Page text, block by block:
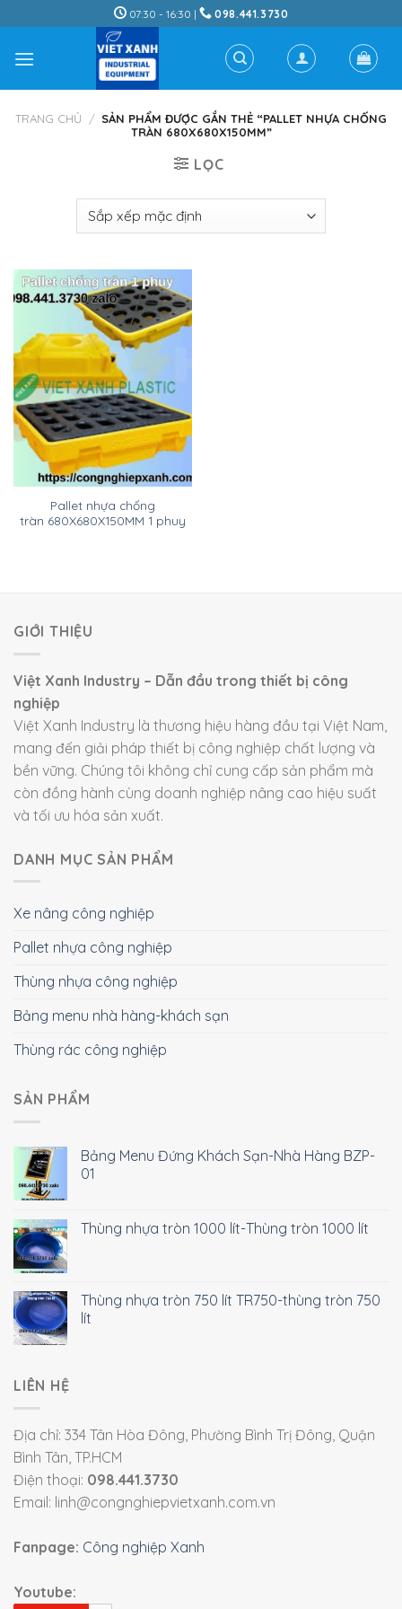
to
content
07:30 - 16:30 | 098.441.3730
TRANG CHỦ / SẢN PHẨM ĐƯỢC GẮN THẺ “PALLET NHỰA CHỐNG
TRÀN 680X680X150MM”
LỌC
Pallet nhựa chống
tràn 680X680X150MM 1 phuy
GIỚI THIỆU
Việt Xanh Industry – Dẫn đầu trong thiết bị công
nghiệp
Việt Xanh Industry là thương hiệu hàng đầu tại Việt Nam,
mang đến giải pháp thiết bị công nghiệp chất lượng và
bền vững. Chúng tôi không chỉ cung cấp sản phẩm mà
còn đồng hành cùng doanh nghiệp nâng cao hiệu suất
và tối ưu hóa sản xuất.
DANH MỤC SẢN PHẨM
Xe nâng công nghiệp
Pallet nhựa công nghiệp
Thùng nhựa công nghiệp
Bảng menu nhà hàng-khách sạn
Thùng rác công nghiệp
SẢN PHẨM
Bảng Menu Đứng Khách Sạn-Nhà Hàng BZP-
01
Thùng nhựa tròn 1000 lít-Thùng tròn 1000 lít
Thùng nhựa tròn 750 lít TR750-thùng tròn 750
lít
LIÊN HỆ
Địa chỉ: 334 Tân Hòa Đông, Phường Bình Trị Đông, Quận
Bình Tân, TP.HCM
Điện thoại: 098.441.3730
Email: linh@congnghiepvietxanh.com.vn
Fanpage: Công nghiệp Xanh
Youtube: